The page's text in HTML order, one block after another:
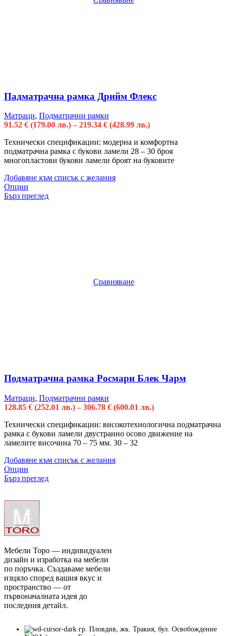
Падматрачна рамка Дрийм Флекс
Матраци, Подматрачни рамки
91.52 € (179.00 лв.) – 219.34 € (428.99 лв.)
Технически спецификации: модерна и комфортна
подматрачна рамка с букови ламели 28 – 30 броя
многопластови букови ламели броят на буковите
Добавяне към списък с желания
Опции
Бърз преглед
Сравняване
Подматрачна рамка Росмари Блек Чарм
Матраци, Подматрачни рамки
128.85 € (252.01 лв.) – 306.78 € (600.01 лв.)
Технически спецификации: високотехнологична подматрачна
рамка с букови ламели двустранно осово движение на
ламелите височина 70 – 75 мм. 30 – 32
Добавяне към списък с желания
Опции
Бърз преглед
Мебели Торо — индивидуален
дизайн и изработка на мебели
по поръчка. Създаваме мебели
изцяло според вашия вкус и
пространство — от
първоначалната идея до
последния детайл.
гр. Пловдив, жк. Тракия, бул. Освобождение